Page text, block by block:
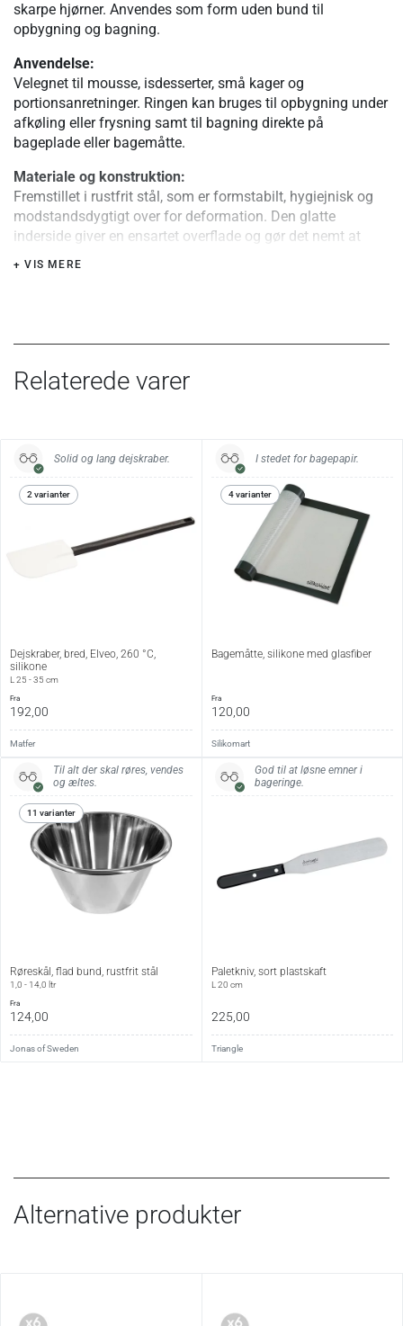
skarpe hjørner. Anvendes som form uden bund til
opbygning og bagning.
Anvendelse:
Velegnet til mousse, isdesserter, små kager og
portionsanretninger. Ringen kan bruges til opbygning under
afkøling eller frysning samt til bagning direkte på
bageplade eller bagemåtte.
Materiale og konstruktion:
Fremstillet i rustfrit stål, som er formstabilt, hygiejnisk og
modstandsdygtigt over for deformation. Den glatte
inderside giver en ensartet overflade og gør det nemt at
frigøre emnet.
Kan anvendes til både kolde og varme retter. Egnet til
Længde Bredde Højde
Vægt
5 cm
3 cm
3 cm 3 cm 50 g
Materiale
Farve
Stål
Tåler opvaskemaskine.
+ VIS MERE
Relaterede varer
Solid og lang dejskraber.
2 varianter
Dejskraber, bred, Elveo, 260 °C,
silikone
L 25 - 35 cm
fra
192,00
Matfer
I stedet for bagepapir.
4 varianter
Bagemåtte, silikone med glasfiber
fra
120,00
Silikomart
Til alt der skal røres, vendes
og æltes.
11 varianter
Røreskål, flad bund, rustfrit stål
1,0 - 14,0 ltr
fra
124,00
Jonas of Sweden
God til at løsne emner i
bageringe.
Paletkniv, sort plastskaft
L 20 cm
225,00
Triangle
Alternative produkter